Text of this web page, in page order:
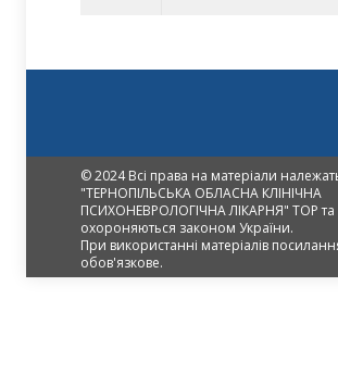
© 2024 Всі права на матеріали
"ТЕРНОПІЛЬСЬКА ОБЛАСНА КЛІНІЧНА
ПСИХОНЕВРОЛОГІЧНА ЛІКАРНЯ" ТОР та
охороняються законом України.
При використанні матеріалів
обов'язкове.